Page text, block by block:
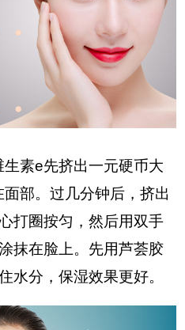
素e先挤出一元硬币大
部。过几分钟后，挤出
打圈按匀，然后用双手
抹在脸上。先用芦荟胶
水分，保湿效果更好。